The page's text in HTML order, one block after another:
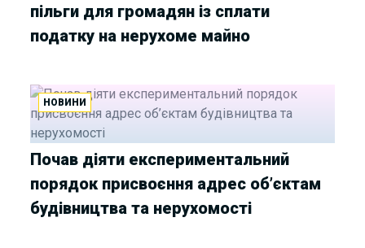
пільги для громадян із сплати
податку на нерухоме майно
НОВИНИ
Почав діяти експериментальний
порядок присвоєння адрес об’єктам
будівництва та нерухомості